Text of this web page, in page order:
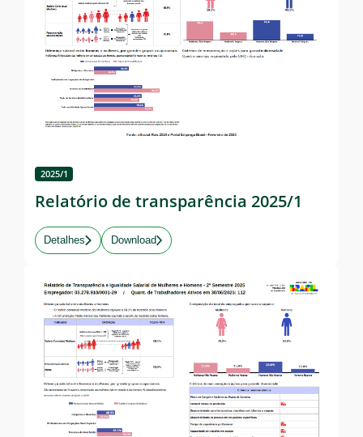
2025/1
Relatório de transparência 2025/1
Detalhes Download